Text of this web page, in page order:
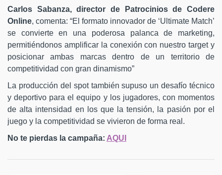
Carlos Sabanza, director de Patrocinios de Codere
Online, comenta: “El formato innovador de ‘Ultimate Match’
se convierte en una poderosa palanca de marketing,
permitiéndonos amplificar la conexión con nuestro target y
posicionar ambas marcas dentro de un territorio de
competitividad con gran dinamismo”
La producción del spot también supuso un desafío técnico
y deportivo para el equipo y los jugadores, con momentos
de alta intensidad en los que la tensión, la pasión por el
juego y la competitividad se vivieron de forma real.
No te pierdas la campaña: AQUI